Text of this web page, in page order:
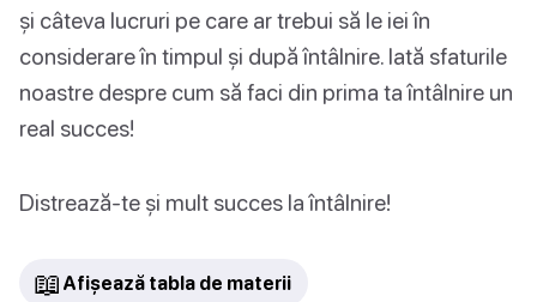
și câteva lucruri pe care ar trebui să le iei în
considerare în timpul și după întâlnire. Iată sfaturile
noastre despre cum să faci din prima ta întâlnire un
real succes!
Distrează-te și mult succes la întâlnire!
📖 Afișează tabla de materii